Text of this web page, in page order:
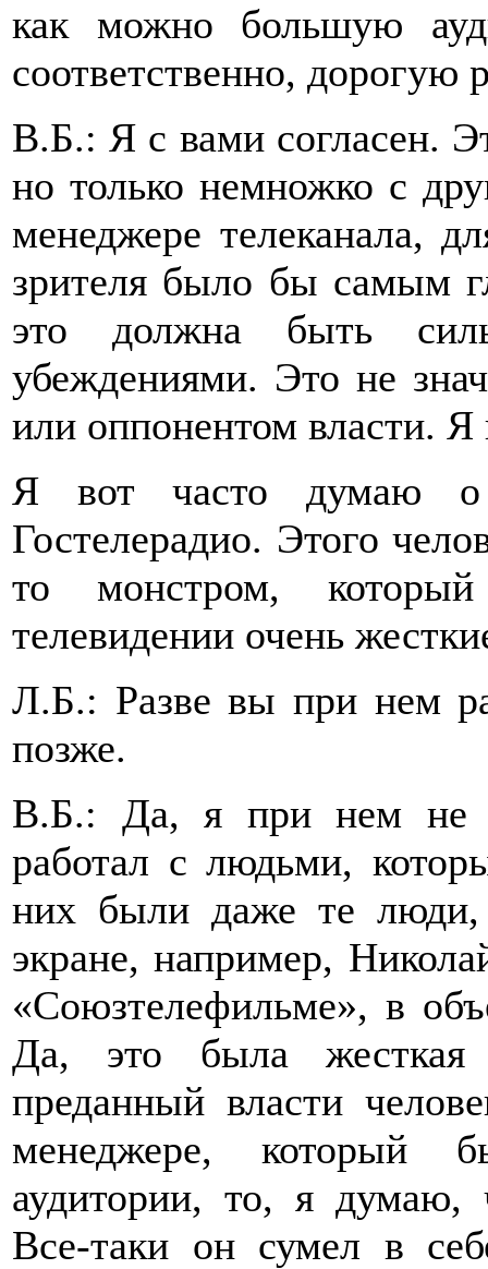
как можно большую
соответственно, дорогую
В.Б.: Я с вами согласен.
но только немножко с
менеджере телеканала,
зрителя было бы самым
это должна быть
убеждениями. Это не
или оппонентом власти.
Я вот часто думаю о
Гостелерадио. Этого
то монстром,
телевидении очень
Л.Б.: Разве вы при нем
позже.
В.Б.: Да, я при нем не
работал с людьми,
них были даже те люди,
экране, например,
«Союзтелефильме», в
Да, это была жесткая
преданный власти
менеджере, который
аудитории, то, я
Все-таки он сумел в